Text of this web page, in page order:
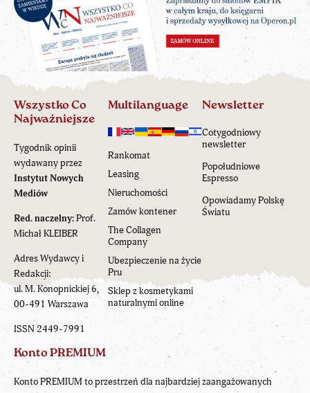
Wszystko Co
Najważniejsze
Tygodnik opinii
wydawany przez
Instytut Nowych
Mediów
Red. naczelny:Prof.
Michał KLEIBER
Adres Wydawcy i
Redakcji:
ul. M. Konopnickiej 6,
00-491 Warszawa
ISSN 2449-7991
Multilanguage
Rankomat
Leasing
Nieruchomości
Zamów kontener
The Collagen
Company
Ubezpieczenie na życie
Pru
Sklep z kosmetykami
naturalnymi online
Newsletter
Cotygodniowy
newsletter
Popołudniowe
Espresso
Opowiadamy Polskę
Światu
Konto PREMIUM
Konto PREMIUM to przestrzeń dla najbardziej zaangażowanych